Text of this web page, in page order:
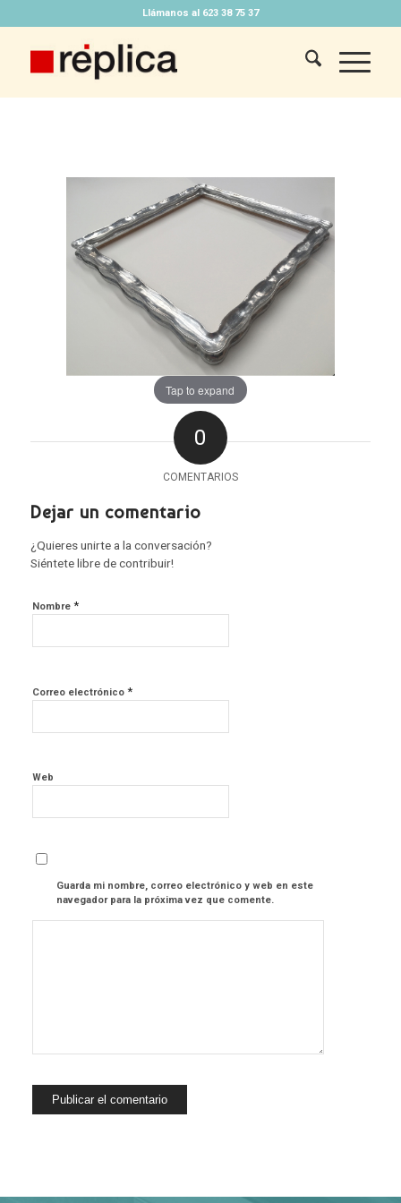
Llámanos al 623 38 75 37
Tap to expand
0
COMENTARIOS
Dejar un comentario
¿Quieres unirte a la conversación?
Siéntete libre de contribuir!
Nombre *
Correo electrónico *
Web
Guarda mi nombre, correo electrónico y web en este
navegador para la próxima vez que comente.